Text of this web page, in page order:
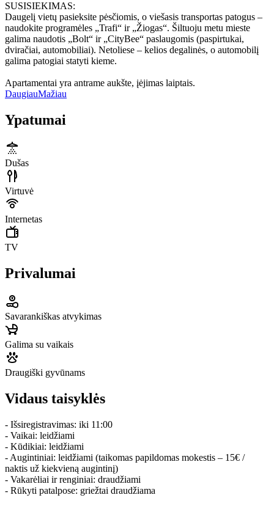
SUSISIEKIMAS:
Daugelį vietų pasieksite pėsčiomis, o viešasis transportas patogus –
naudokite programėles „Trafi“ ir „Žiogas“. Šiltuoju metu mieste
galima naudotis „Bolt“ ir „CityBee“ paslaugomis (paspirtukai,
dviračiai, automobiliai). Netoliese – kelios degalinės, o automobilį
galima patogiai statyti kieme.
Apartamentai yra antrame aukšte, įėjimas laiptais.
DaugiauMažiau
Ypatumai
Dušas
Virtuvė
Internetas
TV
Privalumai
Savarankiškas atvykimas
Galima su vaikais
Draugiški gyvūnams
Vidaus taisyklės
- Išsiregistravimas: iki 11:00
- Vaikai: leidžiami
- Kūdikiai: leidžiami
- Augintiniai: leidžiami (taikomas papildomas mokestis – 15€ /
naktis už kiekvieną augintinį)
- Vakarėliai ir renginiai: draudžiami
- Rūkyti patalpose: griežtai draudžiama